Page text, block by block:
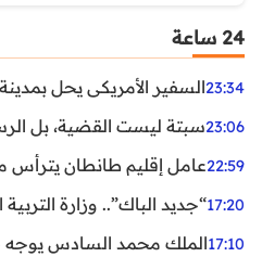
24 ساعة
23:34السفير الأمريكي يحل
23:06سبتة ليست القضية، بل
22:59عامل إقليم طانطان يترأس
17:20“جديد الباك”.. وزارة
17:10الملك محمد السادس يوجه خطابا